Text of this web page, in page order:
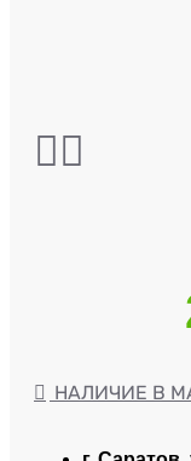
НАЛИЧИЕ В